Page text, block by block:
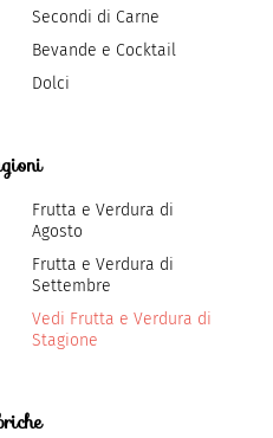
Secondi di Carne
Bevande e Cocktail
Dolci
Frutta e Verdura di
Agosto
Frutta e Verdura di
Settembre
Vedi Frutta e Verdura di
Stagione